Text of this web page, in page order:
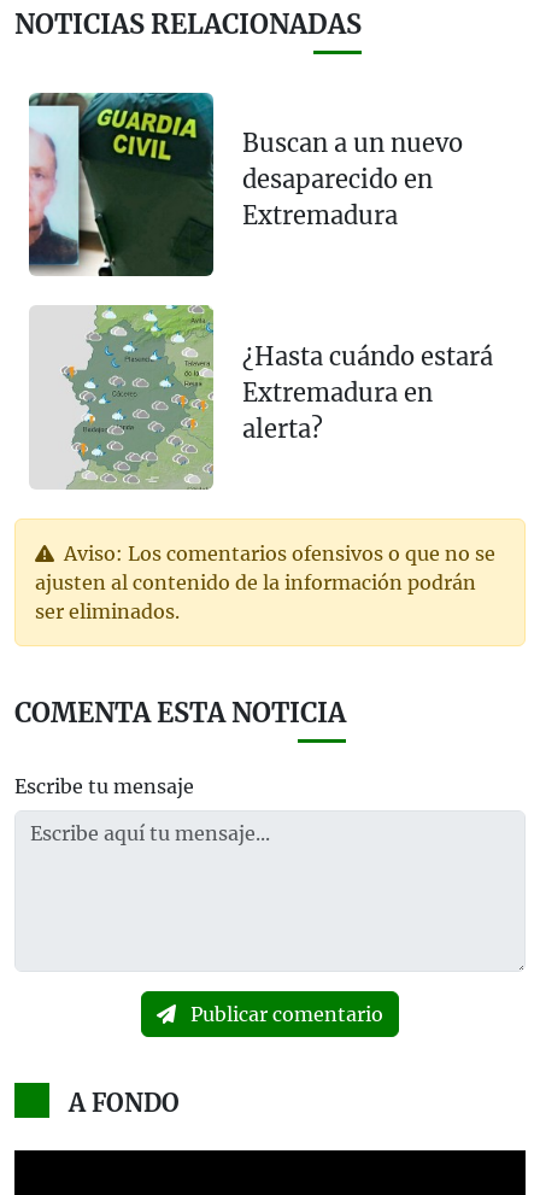
NOTICIAS RELACIONADAS
Buscan a un nuevo
desaparecido en
Extremadura
¿Hasta cuándo estará
Extremadura en
alerta?
Aviso: Los comentarios ofensivos o que no se
ajusten al contenido de la información podrán
ser eliminados.
COMENTA ESTA NOTICIA
Escribe tu mensaje
Publicar comentario
A FONDO